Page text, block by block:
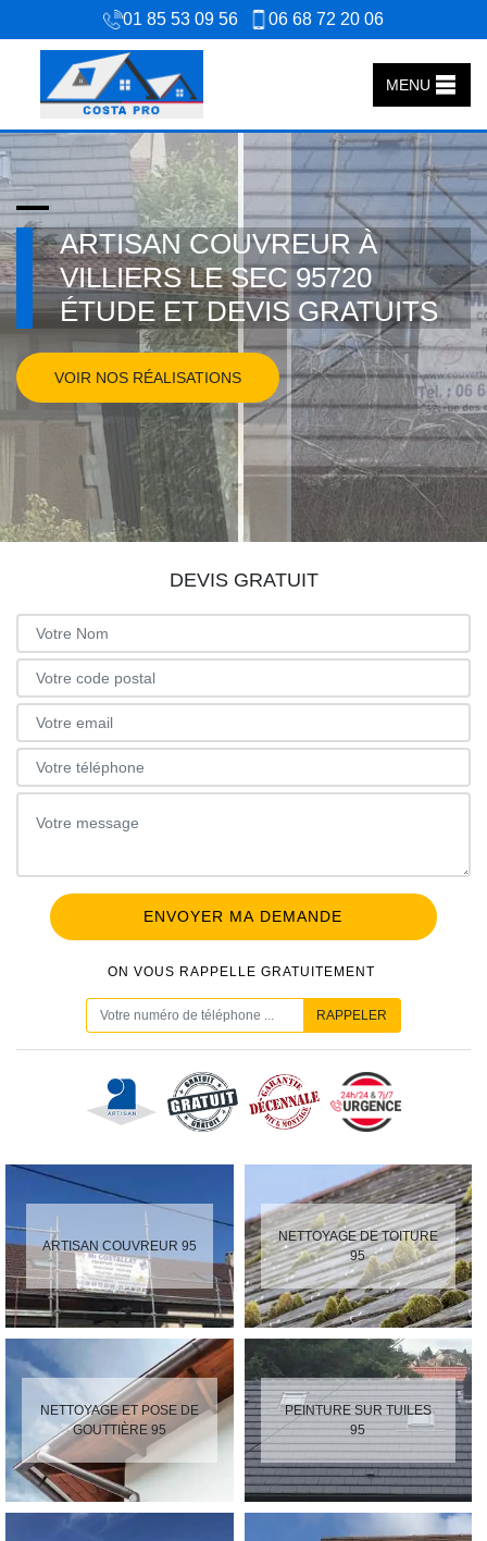
01 85 53 09 56 06 68 72 20 06
MENU
ARTISAN COUVREUR À
VILLIERS LE SEC 95720
ÉTUDE ET DEVIS GRATUITS
VOIR NOS RÉALISATIONS
DEVIS GRATUIT
ON VOUS RAPPELLE GRATUITEMENT
ARTISAN COUVREUR 95
NETTOYAGE DE TOITURE
95
NETTOYAGE ET POSE DE
GOUTTIÈRE 95
PEINTURE SUR TUILES
95